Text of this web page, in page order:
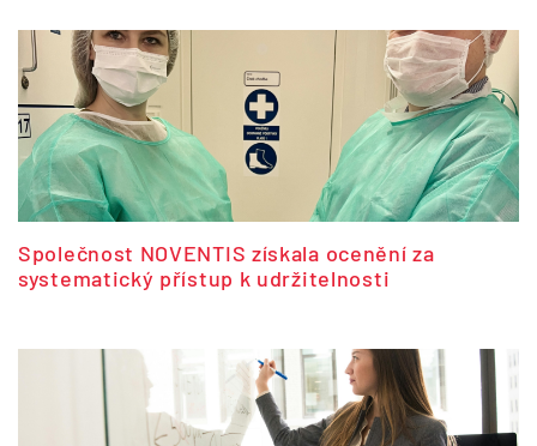
Společnost NOVENTIS získala ocenění za
systematický přístup k udržitelnosti